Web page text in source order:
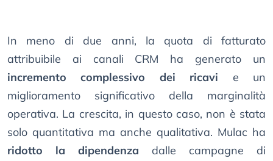
In meno di due anni, la quota di fatturato
attribuibile ai canali CRM ha generato un
incremento complessivo dei ricavi e un
miglioramento significativo della marginalità
operativa. La crescita, in questo caso, non è stata
solo quantitativa ma anche qualitativa. Mulac ha
ridotto la dipendenza dalle campagne di